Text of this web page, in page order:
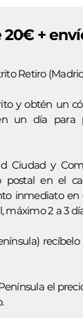
+
Retiro
y obtén un
un día para
Ciudad y
postal en el
inmediato en
máximo 2 a 3
recíbelo
el